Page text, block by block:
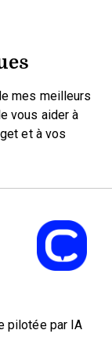
mes meilleurs
vous aider à
et à vos
pilotée par IA